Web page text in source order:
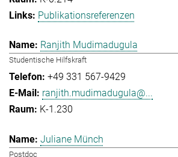
Publikationsreferenzen
Ranjith Mudimadugula
Studentische Hilfskraft
+49 331 567-9429
ranjith.mudimadugula@...
K-1.230
Juliane Münch
Postdoc